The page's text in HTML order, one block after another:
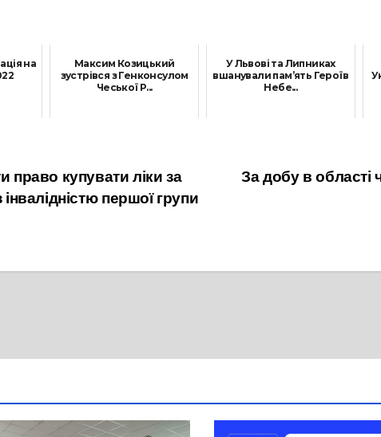
на
Максим Козицький
зустрівся з Генконсулом
Чеської Р...
У Львові та Липниках
вшанували пам’ять Героїв
Небе...
За добу в області
право купувати ліки за
першої групи